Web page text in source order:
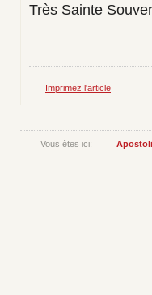
Très Sainte
Imprimez l'article
Vous êtes ici: